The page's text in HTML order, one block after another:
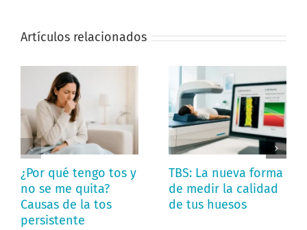
Artículos relacionados
¿Por qué tengo tos y
no se me quita?
Causas de la tos
persistente
TBS: La nueva forma
de medir la calidad
de tus huesos